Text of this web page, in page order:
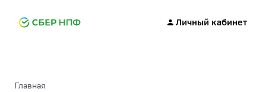
Личный кабинет
Главная